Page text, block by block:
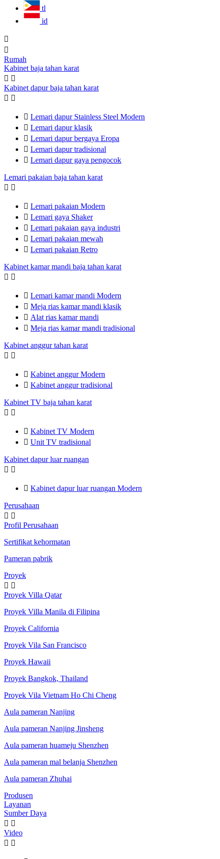
tl
id


Rumah
Kabinet baja tahan karat
 
Kabinet dapur baja tahan karat
 
 Lemari dapur Stainless Steel Modern
 Lemari dapur klasik
 Lemari dapur bergaya Eropa
 Lemari dapur tradisional
 Lemari dapur gaya pengocok
Lemari pakaian baja tahan karat
 
 Lemari pakaian Modern
 Lemari gaya Shaker
 Lemari pakaian gaya industri
 Lemari pakaian mewah
 Lemari pakaian Retro
Kabinet kamar mandi baja tahan karat
 
 Lemari kamar mandi Modern
 Meja rias kamar mandi klasik
 Alat rias kamar mandi
 Meja rias kamar mandi tradisional
Kabinet anggur tahan karat
 
 Kabinet anggur Modern
 Kabinet anggur tradisional
Kabinet TV baja tahan karat
 
 Kabinet TV Modern
 Unit TV tradisional
Kabinet dapur luar ruangan
 
 Kabinet dapur luar ruangan Modern
Perusahaan
 
Profil Perusahaan
Sertifikat kehormatan
Pameran pabrik
Proyek
 
Proyek Villa Qatar
Proyek Villa Manila di Filipina
Proyek California
Proyek Vila San Francisco
Proyek Hawaii
Proyek Bangkok, Thailand
Proyek Vila Vietnam Ho Chi Cheng
Aula pameran Nanjing
Aula pameran Nanjing Jinsheng
Aula pameran huameju Shenzhen
Aula pameran mal belanja Shenzhen
Aula pameran Zhuhai
Produsen
Layanan
Sumber Daya
 
Video
 